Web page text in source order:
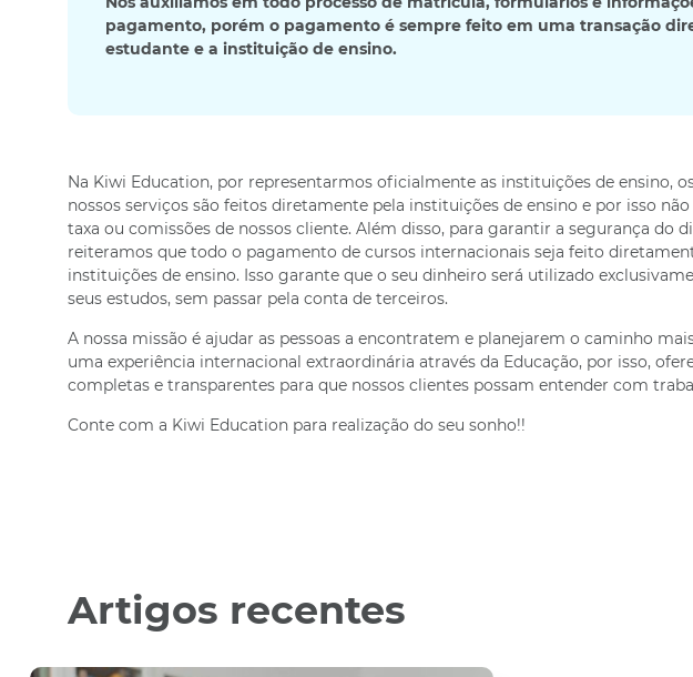
pagamento, porém o pagamento é sempre feito em uma transação
estudante e a instituição de ensino.
Na Kiwi Education, por representarmos oficialmente as instituições de ensino,
nossos serviços são feitos diretamente pela instituições de ensino e por isso
taxa ou comissões de nossos cliente. Além disso, para garantir a segurança do
reiteramos que todo o pagamento de cursos internacionais seja feito
instituições de ensino. Isso garante que o seu dinheiro será utilizado
seus estudos, sem passar pela conta de terceiros.
A nossa missão é ajudar as pessoas a encontratem e planejarem o caminho
uma experiência internacional extraordinária através da Educação, por isso,
completas e transparentes para que nossos clientes possam entender com
Conte com a Kiwi Education para realização do seu sonho!!
Artigos recentes